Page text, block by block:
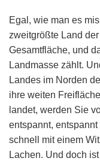
Egal, wie man es
zweitgrößte Land
Gesamtfläche, und
Landmasse zählt.
Landes im Norden
ihre weiten
landet, werden Sie
entspannt,
schnell mit einem
Lachen. Und doch